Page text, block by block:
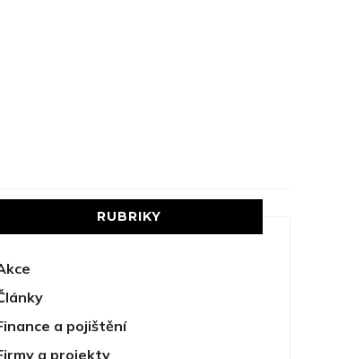
RUBRIKY
a pojištění
a projekty